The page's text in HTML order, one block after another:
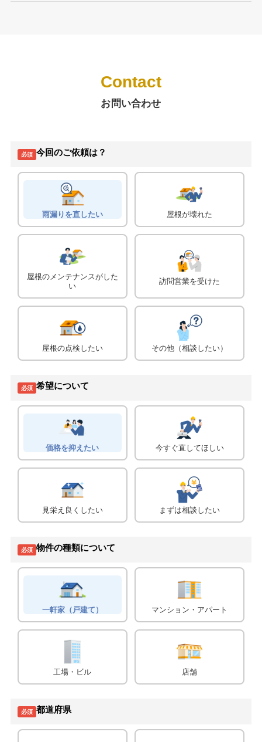
Contact
お問い合わせ
今回のご依頼は？
必須
雨漏りを直したい 屋根が壊れた
屋根のメンテナンスがした
い
訪問営業を受けた
屋根の点検したい その他（相談したい）
希望について
必須
価格を抑えたい 今すぐ直してほしい
見栄え良くしたい まずは相談したい
物件の種類について
必須
一軒家（戸建て） マンション・アパート
工場・ビル 店舗
都道府県
必須